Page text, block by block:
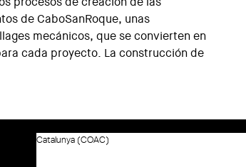
de CaboSanRoque, unas
mecánicos, que se convierten en
cada proyecto. La construcción de
Catalunya (COAC)